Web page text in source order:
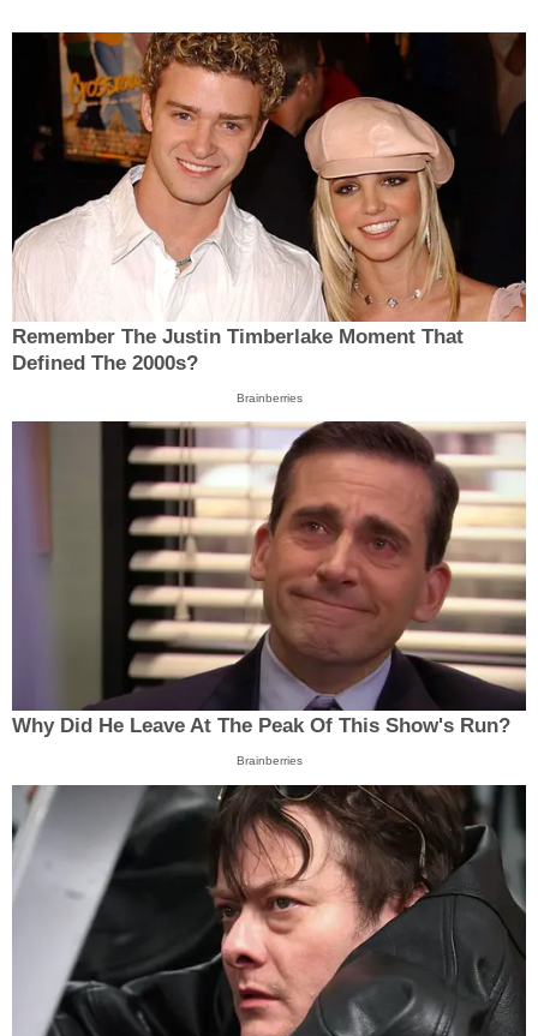
Remember The Justin Timberlake Moment That
Defined The 2000s?
Brainberries
Why Did He Leave At The Peak Of This Show's Run?
Brainberries